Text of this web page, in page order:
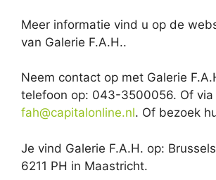
Meer informatie vind u op de
van Galerie F.A.H..
Neem contact op met Galerie
telefoon op: 043-3500056. Of via
fah@capitalonline.nl. Of bezoek
Je vind Galerie F.A.H. op:
6211 PH in Maastricht.